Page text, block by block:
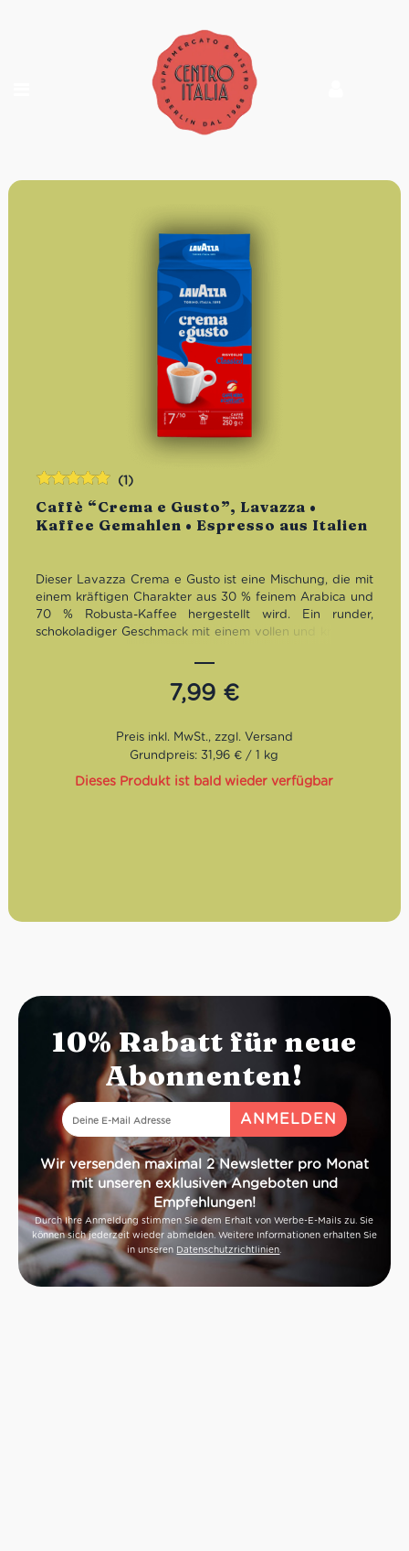
Caffè “Crema e Gusto”, Lavazza •
Kaffee Gemahlen • Espresso aus Italien
(1)
Dieser Lavazza Crema e Gusto ist eine Mischung, die mit
einem kräftigen Charakter aus 30 % feinem Arabica und
70 % Robusta-Kaffee hergestellt wird. Ein runder,
schokoladiger Geschmack mit einem vollen und kräftigen
würzigen Noten. Ideal für Zubereitungen auf Milchbasis.
Arabica und Robusta
7,99 €
Bewertet
mit5.00
von
5
Grundpreis: 31,96 € / 1 kg
Dieses Produkt ist bald wieder verfügbar
10% Rabatt für neue
Abonnenten!
Wir versenden maximal 2 Newsletter pro Monat
mit unseren exklusiven Angeboten und
Empfehlungen!
Durch Ihre Anmeldung stimmen Sie dem Erhalt von Werbe-E-Mails zu. Sie
können sich jederzeit wieder abmelden. Weitere Informationen erhalten Sie
in unseren Datenschutzrichtlinien.